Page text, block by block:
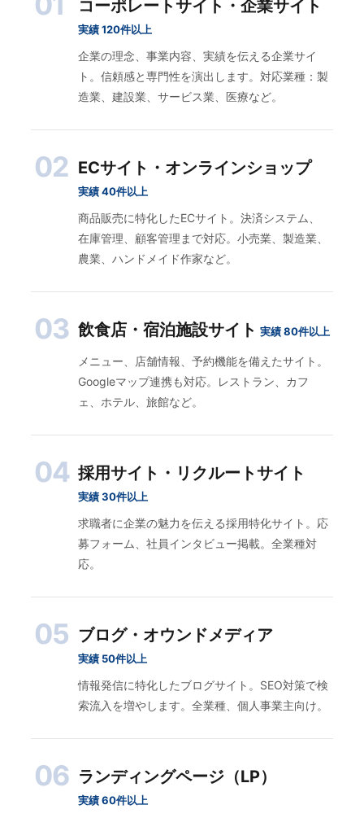
コーポレートサイト・企業サイト
実績 120件以上
企業の理念、事業内容、実績を伝える企業サイ
ト。信頼感と専門性を演出します。対応業種：製
造業、建設業、サービス業、医療など。
02 ECサイト・オンラインショップ
実績 40件以上
商品販売に特化したECサイト。決済システム、
在庫管理、顧客管理まで対応。小売業、製造業、
農業、ハンドメイド作家など。
03 飲食店・宿泊施設サイト 実績 80件以上
メニュー、店舗情報、予約機能を備えたサイト。
Googleマップ連携も対応。レストラン、カフ
ェ、ホテル、旅館など。
04 採用サイト・リクルートサイト
実績 30件以上
求職者に企業の魅力を伝える採用特化サイト。応
募フォーム、社員インタビュー掲載。全業種対
応。
05 ブログ・オウンドメディア
実績 50件以上
情報発信に特化したブログサイト。SEO対策で検
索流入を増やします。全業種、個人事業主向け。
06 ランディングページ（LP）
実績 60件以上